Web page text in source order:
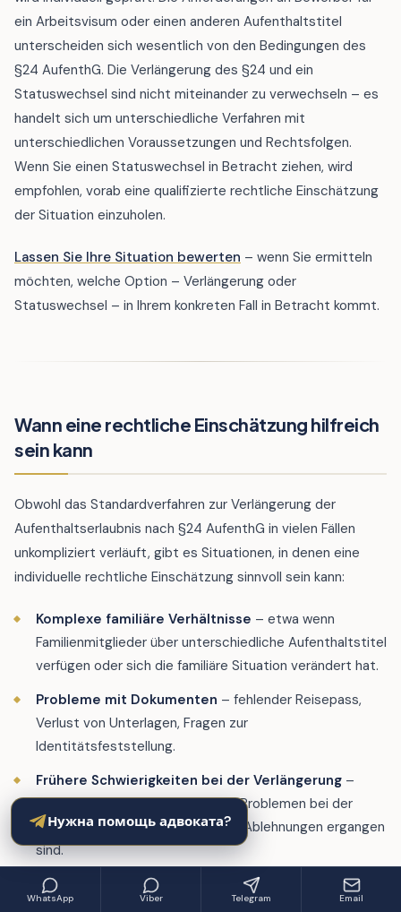
ein Arbeitsvisum oder einen anderen Aufenthaltstitel
unterscheiden sich wesentlich von den Bedingungen des
§24 AufenthG. Die Verlängerung des §24 und ein
Statuswechsel sind nicht miteinander zu verwechseln – es
handelt sich um unterschiedliche Verfahren mit
unterschiedlichen Voraussetzungen und Rechtsfolgen.
Wenn Sie einen Statuswechsel in Betracht ziehen, wird
empfohlen, vorab eine qualifizierte rechtliche Einschätzung
der Situation einzuholen.
Lassen Sie Ihre Situation bewerten – wenn Sie ermitteln
möchten, welche Option – Verlängerung oder
Statuswechsel – in Ihrem konkreten Fall in Betracht kommt.
Wann eine rechtliche Einschätzung hilfreich
sein kann
Obwohl das Standardverfahren zur Verlängerung der
Aufenthaltserlaubnis nach §24 AufenthG in vielen Fällen
unkompliziert verläuft, gibt es Situationen, in denen eine
individuelle rechtliche Einschätzung sinnvoll sein kann:
Komplexe familiäre Verhältnisse – etwa wenn
Familienmitglieder über unterschiedliche Aufenthaltstitel
verfügen oder sich die familiäre Situation verändert hat.
Probleme mit Dokumenten – fehlender Reisepass,
Verlust von Unterlagen, Fragen zur
Identitätsfeststellung.
Frühere Schwierigkeiten bei der Verlängerung –
wenn es in der Vergangenheit zu Problemen bei der
Verlängerung gekommen ist oder Ablehnungen ergangen
sind.
Planung eines Statuswechsels
– wenn Sie einen
Wechsel von §24 zu einem anderen Aufenthaltstitel in
WhatsApp Viber Telegram Email
Нужна помощь адвоката?